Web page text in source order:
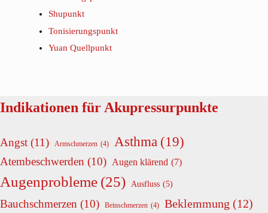
Shupunkt
Tonisierungspunkt
Yuan Quellpunkt
Indikationen für Akupressurpunkte
Angst (11) Armschmerzen (4) Asthma (19)
Atembeschwerden (10) Augen klärend (7)
Augenprobleme (25) Ausfluss (5)
Bauchschmerzen (10) Beinschmerzen (4) Beklemmung (12)